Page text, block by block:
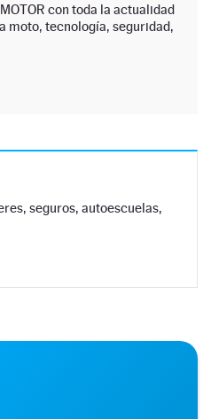
con toda la actualidad
moto, tecnología, seguridad,
seguros, autoescuelas,